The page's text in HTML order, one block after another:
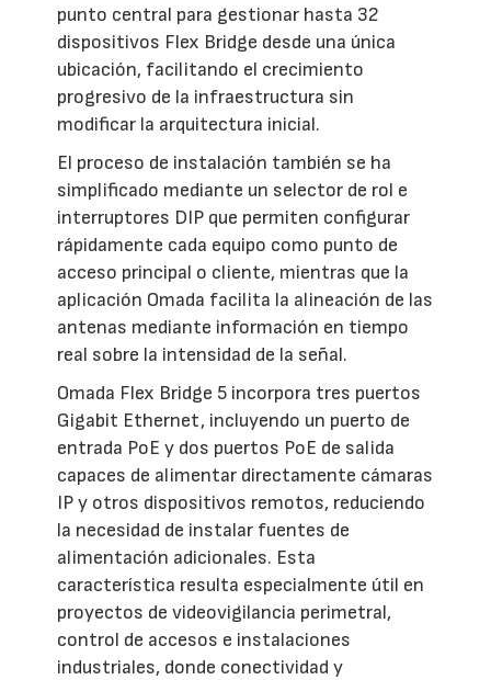
punto central para gestionar hasta 32
dispositivos Flex Bridge desde una única
ubicación, facilitando el crecimiento
progresivo de la infraestructura sin
modificar la arquitectura inicial.
El proceso de instalación también se ha
simplificado mediante un selector de rol e
interruptores DIP que permiten configurar
rápidamente cada equipo como punto de
acceso principal o cliente, mientras que la
aplicación Omada facilita la alineación de las
antenas mediante información en tiempo
real sobre la intensidad de la señal.
Omada Flex Bridge 5 incorpora tres puertos
Gigabit Ethernet, incluyendo un puerto de
entrada PoE y dos puertos PoE de salida
capaces de alimentar directamente cámaras
IP y otros dispositivos remotos, reduciendo
la necesidad de instalar fuentes de
alimentación adicionales. Esta
característica resulta especialmente útil en
proyectos de videovigilancia perimetral,
control de accesos e instalaciones
industriales, donde conectividad y